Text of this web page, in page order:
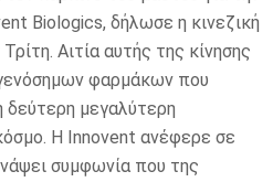
Biologics, δήλωσε η κινεζική
Αιτία αυτής της κίνησης
φαρμάκων που
δεύτερη μεγαλύτερη
Η Innovent ανέφερε σε
συμφωνία που της